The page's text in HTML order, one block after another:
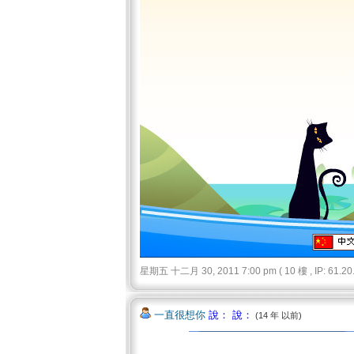
星期五 十二月 30, 2011 7:00 pm ( 10 樓 , IP:
一直很想你 說： 說： (14 年 以前)